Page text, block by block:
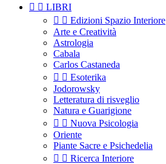
  LIBRI
  Edizioni Spazio Interiore
Arte e Creatività
Astrologia
Cabala
Carlos Castaneda
  Esoterika
Jodorowsky
Letteratura di risveglio
Natura e Guarigione
  Nuova Psicologia
Oriente
Piante Sacre e Psichedelia
  Ricerca Interiore